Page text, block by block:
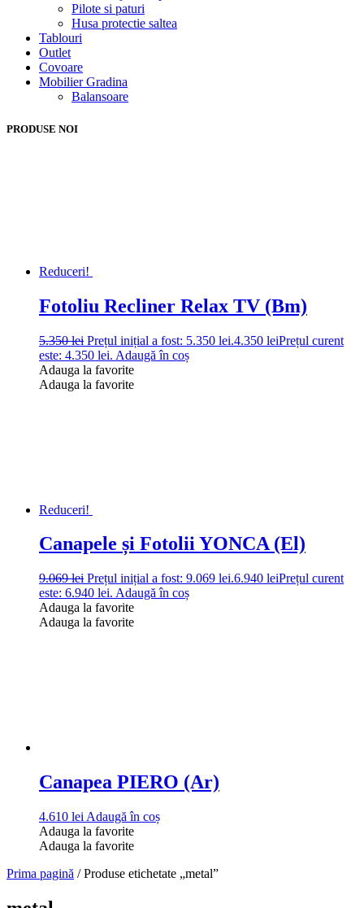
Pilote si paturi
Husa protectie saltea
Tablouri
Outlet
Covoare
Mobilier Gradina
Balansoare
PRODUSE NOI
Reduceri!
Fotoliu Recliner Relax TV (Bm)
5.350lei Prețul inițial a fost: 5.350 lei.4.350 leiPrețul curent
este: 4.350 lei. Adaugă în coș
Adauga la favorite
Adauga la favorite
Reduceri!
Canapele și Fotolii YONCA (El)
9.069lei Prețul inițial a fost: 9.069 lei.6.940 leiPrețul curent
este: 6.940 lei. Adaugă în coș
Adauga la favorite
Adauga la favorite
Canapea PIERO (Ar)
4.610 lei Adaugă în coș
Adauga la favorite
Adauga la favorite
Prima pagină / Produse etichetate „metal”